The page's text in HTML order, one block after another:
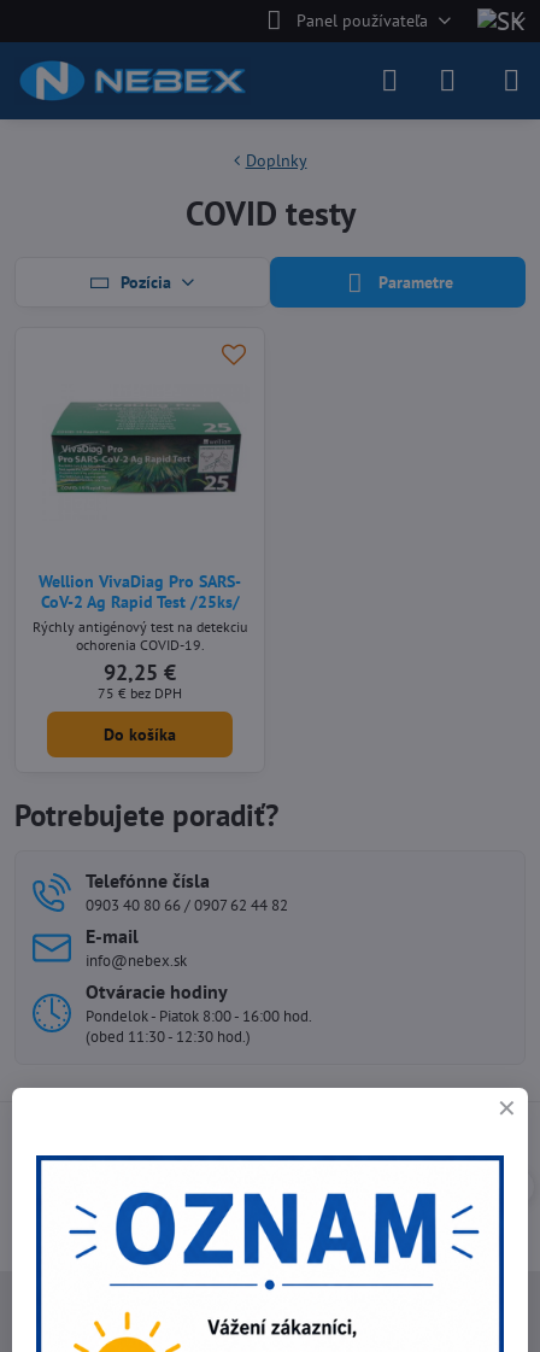
Panel používateľa
Doplnky
COVID testy
Pozícia Parametre
Wellion VivaDiag Pro SARS-
CoV-2 Ag Rapid Test /25ks/
Rýchly antigénový test na detekciu
ochorenia COVID-19.
92,25 €
75 € bez DPH
Do košíka
Potrebujete poradiť?
Telefónne čísla
0903 40 80 66 / 0907 62 44 82
E-mail
info@nebex.sk
Otváracie hodiny
Pondelok - Piatok 8:00 - 16:00 hod.
(obed 11:30 - 12:30 hod.)
NEBEX s.r.o.